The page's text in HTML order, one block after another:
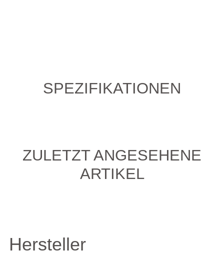
SPEZIFIKATIONEN
ZULETZT ANGESEHENE
ARTIKEL
Hersteller